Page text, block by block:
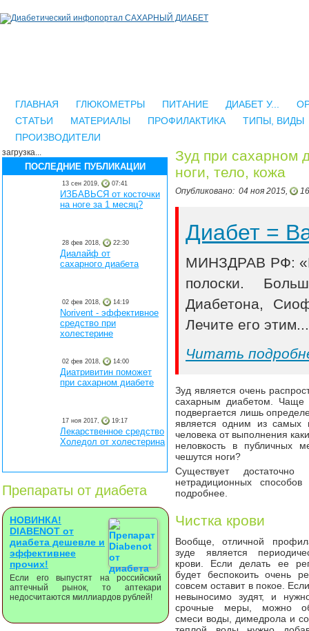
ГЛАВНАЯ ГЛЮКОМЕТРЫ ПИТАНИЕ ДИАБЕТ У...
СТАТЬИ
МАТЕРИАЛЫ ПРОФИЛАКТИКА
ТИПЫ, ВИДЫ
ПРОИЗВОДИТЕЛИ
загрузка...
ПОСЛЕДНИЕ ПУБЛИКАЦИИ
13 сен 2019, 07:41
ИЗБАВЬСЯ от косточки
на ноге за 1 месяц?
28 фев 2018, 22:30
Диалайф от
сахарного диабета
02 фев 2018, 14:19
Norivent - эффективное
средство при
холестерине
02 фев 2018, 14:00
Диатривитин поможет
при сахарном диабете
17 ноя 2017, 19:17
Лекарственное средство
Холедол от холестерина
Препараты от диабета
НОВИНКА!
DIABENOT от
диабета дешевле и
эффективнее
прочих!
Если его выпустят на российский
аптечный рынок, то аптекари
недосчитаются миллиардов рублей!
Зуд при сахарном
ноги, тело, кожа
Опубликовано: 04 ноя 2015,
Диабет =
МИНЗДРАВ РФ:
полоски.
Диабетона,
Лечите его
Читать
Зуд является очень
сахарным диабетом. Чаще
подвергается лишь
является одним из самых
человека от выполнения
неловкость в публичных
чешутся ноги?
Существует
нетрадиционных
подробнее.
Чистка крови
Вообще, отличной
зуде является
крови. Если делать ее
будет беспокоить очень
совсем оставит в покое.
невыносимо зудят, и
срочные меры, можно
смеси воды, димедрола и